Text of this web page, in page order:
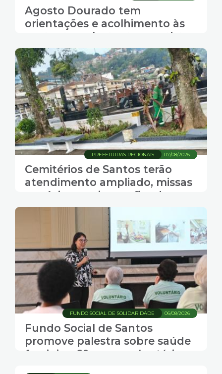
Agosto Dourado tem
orientações e acolhimento às
gestantes e lactantes santistas
07/08/2026
PREFEITURAS REGIONAIS
Cemitérios de Santos terão
atendimento ampliado, missas
e música ao vivo no fim de
semana do Dia dos Pais
06/08/2026
FUNDO SOCIAL DE SOLIDARIDADE
Fundo Social de Santos
promove palestra sobre saúde
feminina 60+ para voluntárias